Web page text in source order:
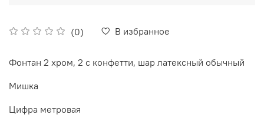
(0) В избранное
Фонтан 2 хром, 2 с конфетти, шар латексный обычный
Мишка
Цифра метровая